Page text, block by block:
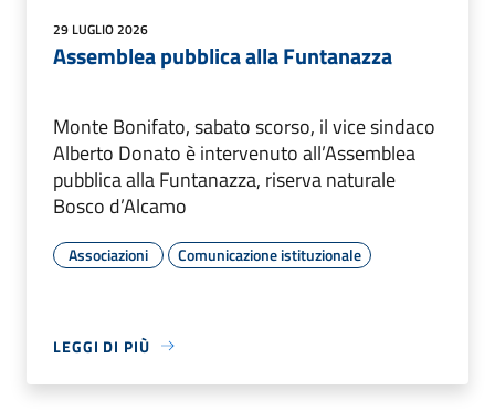
29 LUGLIO 2026
Assemblea pubblica alla Funtanazza
Monte Bonifato, sabato scorso, il vice sindaco
Alberto Donato è intervenuto all’Assemblea
pubblica alla Funtanazza, riserva naturale
Bosco d’Alcamo
Associazioni Comunicazione istituzionale
LEGGI DI PIÙ